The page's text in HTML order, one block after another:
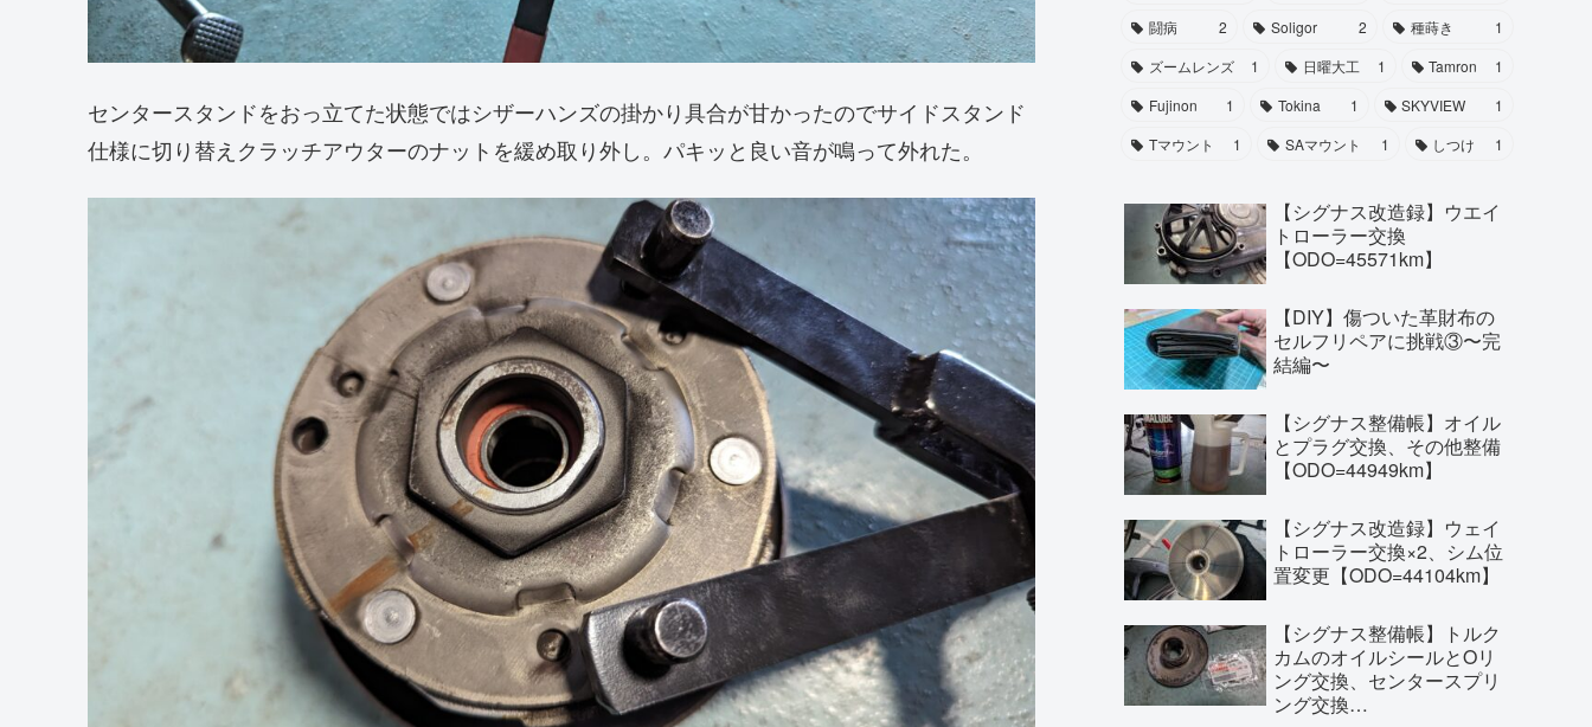
センタースタンドをおっ立てた状態ではシザーハンズの掛かり具合が甘かったのでサイドスタンド
仕様に切り替えクラッチアウターのナットを緩め取り外し。パキッと良い音が鳴って外れた。
闘病
2 Soligor 2 種蒔き
1
ズームレンズ
1 日曜大工 1 Tamron
1
Fujinon
1 Tokina 1 SKYVIEW
1
Tマウント
1 SAマウント 1 しつけ 1
【シグナス改造録】ウエイ
トローラー交換
【ODO=45571km】
【DIY】傷ついた革財布の
セルフリペアに挑戦③〜完
結編〜
【シグナス整備帳】オイル
とプラグ交換、その他整備
【ODO=44949km】
【シグナス改造録】ウェイ
トローラー交換×2、シム位
置変更【ODO=44104km】
【シグナス整備帳】トルク
カムのオイルシールとOリ
ング交換、センタースプリ
ング交換